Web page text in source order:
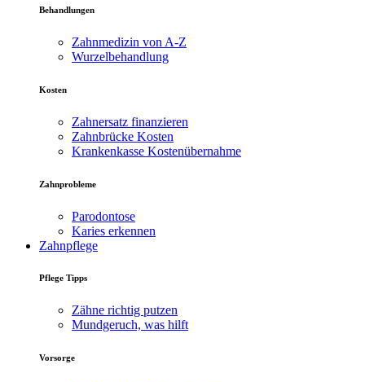
Behandlungen
Zahnmedizin von A-Z
Wurzelbehandlung
Kosten
Zahnersatz finanzieren
Zahnbrücke Kosten
Krankenkasse Kostenübernahme
Zahnprobleme
Parodontose
Karies erkennen
Zahnpflege
Pflege Tipps
Zähne richtig putzen
Mundgeruch, was hilft
Vorsorge